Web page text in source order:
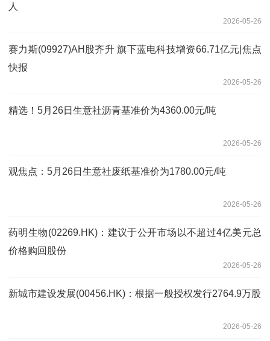
人
2026-05-26
赛力斯(09927)AH股齐升 旗下蓝电科技增资66.71亿元|焦点
快报
2026-05-26
精选！5月26日生意社沥青基准价为4360.00元/吨
2026-05-26
观焦点：5月26日生意社废纸基准价为1780.00元/吨
2026-05-26
药明生物(02269.HK)：建议于公开市场以不超过4亿美元总
价格购回股份
2026-05-26
新城市建设发展(00456.HK)：根据一般授权发行2764.9万股
2026-05-26